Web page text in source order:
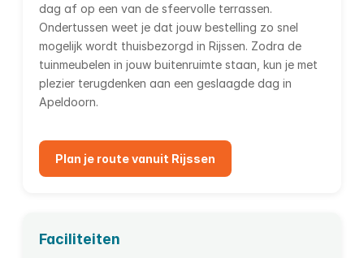
dag af op een van de sfeervolle terrassen.
Ondertussen weet je dat jouw bestelling zo snel
mogelijk wordt thuisbezorgd in Rijssen. Zodra de
tuinmeubelen in jouw buitenruimte staan, kun je met
plezier terugdenken aan een geslaagde dag in
Apeldoorn.
Plan je route vanuit Rijssen
Faciliteiten